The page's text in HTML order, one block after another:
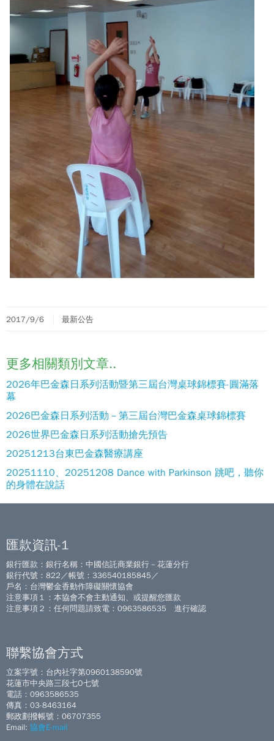
2017/9/6 最新公告
更多相關類別文章..
2026年巴金森日系列活動暨第三屆台灣桌球錦標賽-圓滿落
幕
2026巴金森日系列活動－第三屆台灣巴金森桌球錦標賽
2026世界巴金森日系列活動搶先預告
20251213台東巴金森醫療講座
20251110、20251208 Dance with Parkinson 跳吧，聽你
的身體在說話
匯款資訊-1
銀行匯款：銀行名稱：中國信託商業銀行－花蓮分行
銀行代號：822／帳號：336540185845／
戶名：台灣鬱金香動作障礙關懷協會
注意事項１：本協會不會主動通知、或提醒您匯款
注意事項２：任何問題請致電：0963586535 進行確認
聯繫協會方式
立案字號：台內社字第0960138590號
花蓮市中央路三段七O七號
電話：0963586535
傳真：03-8463164
郵政劃撥帳號：06707355
Email: 協會E-mail